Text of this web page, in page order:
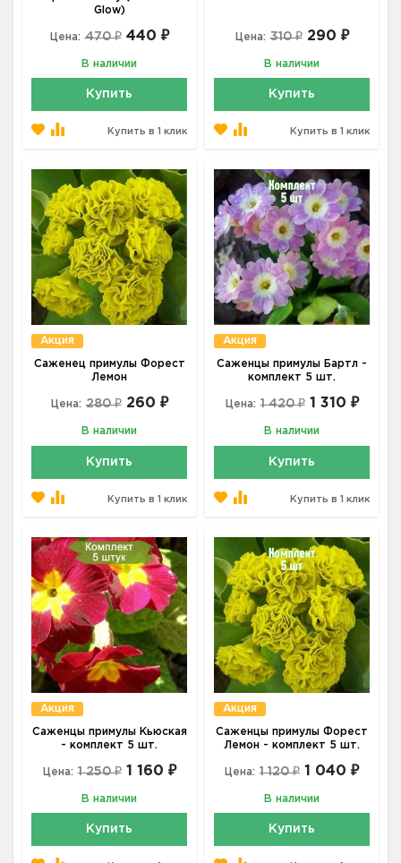
Glow)
Цена: 470 ₽ 440 ₽
В наличии
Купить
Купить в 1 клик
Цена: 310 ₽ 290 ₽
В наличии
Купить
Купить в 1 клик
Акция
Саженец примулы Форест
Лемон
Цена: 280 ₽ 260 ₽
В наличии
Купить
Купить в 1 клик
Акция
Саженцы примулы Бартл -
комплект 5 шт.
Цена: 1 420 ₽ 1 310 ₽
В наличии
Купить
Купить в 1 клик
Акция
Саженцы примулы Кьюская
- комплект 5 шт.
Цена: 1 250 ₽ 1 160 ₽
В наличии
Купить
Акция
Саженцы примулы Форест
Лемон - комплект 5 шт.
Цена: 1 120 ₽ 1 040 ₽
В наличии
Купить